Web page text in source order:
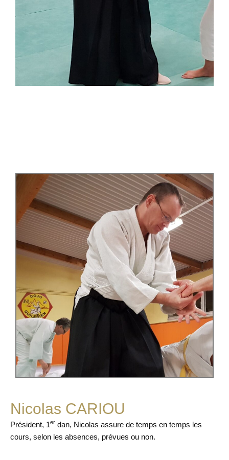
Nicolas CARIOU
Président, 1er dan, Nicolas assure de temps en temps les
cours, selon les absences, prévues ou non.